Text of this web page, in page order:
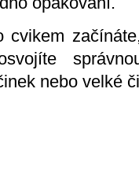
cvikem
nebo velké